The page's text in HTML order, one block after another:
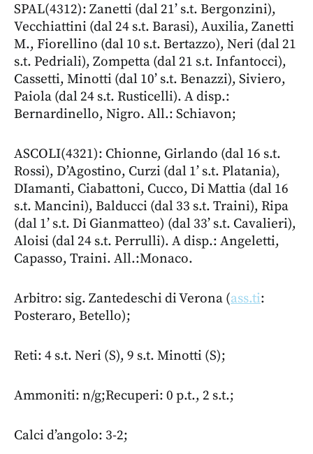
SPAL(4312): Zanetti (dal 21’ s.t. Bergonzini),
Vecchiattini (dal 24 s.t. Barasi), Auxilia, Zanetti
M., Fiorellino (dal 10 s.t. Bertazzo), Neri (dal 21
s.t. Pedriali), Zompetta (dal 21 s.t. Infantocci),
Cassetti, Minotti (dal 10’ s.t. Benazzi), Siviero,
Paiola (dal 24 s.t. Rusticelli). A disp.:
Bernardinello, Nigro. All.: Schiavon;
ASCOLI(4321): Chionne, Girlando (dal 16 s.t.
Rossi), D’Agostino, Curzi (dal 1’ s.t. Platania),
DIamanti, Ciabattoni, Cucco, Di Mattia (dal 16
s.t. Mancini), Balducci (dal 33 s.t. Traini), Ripa
(dal 1’ s.t. Di Gianmatteo) (dal 33’ s.t. Cavalieri),
Aloisi (dal 24 s.t. Perrulli). A disp.: Angeletti,
Capasso, Traini. All.:Monaco.
Arbitro: sig. Zantedeschi di Verona (ass.ti:
Posteraro, Betello);
Reti: 4 s.t. Neri (S), 9 s.t. Minotti (S);
Ammoniti: n/g;Recuperi: 0 p.t., 2 s.t.;
Calci d’angolo: 3-2;